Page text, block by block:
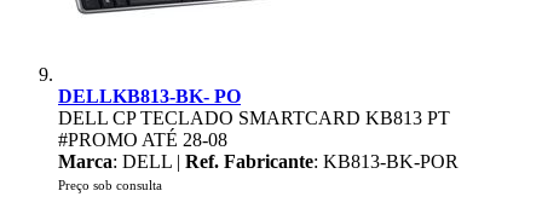
DELLKB813-BK- PO
DELL CP TECLADO SMARTCARD KB813 PT
#PROMO ATÉ 28-08
Marca: DELL | Ref. Fabricante: KB813-BK-POR
Preço sob consulta